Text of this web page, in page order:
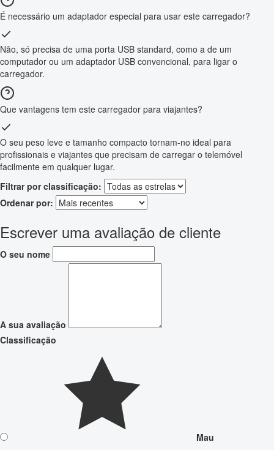
É necessário um adaptador especial para usar este carregador?
Não, só precisa de uma porta USB standard, como a de um
computador ou um adaptador USB convencional, para ligar o
carregador.
Que vantagens tem este carregador para viajantes?
O seu peso leve e tamanho compacto tornam-no ideal para
profissionais e viajantes que precisam de carregar o telemóvel
facilmente em qualquer lugar.
Filtrar por classificação:
Ordenar por:
Escrever uma avaliação de cliente
O seu nome
A sua avaliação
Classificação
Mau